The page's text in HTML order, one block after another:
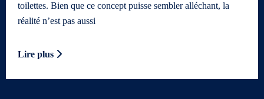
toilettes. Bien que ce concept puisse sembler alléchant, la
réalité n’est pas aussi
Lire plus